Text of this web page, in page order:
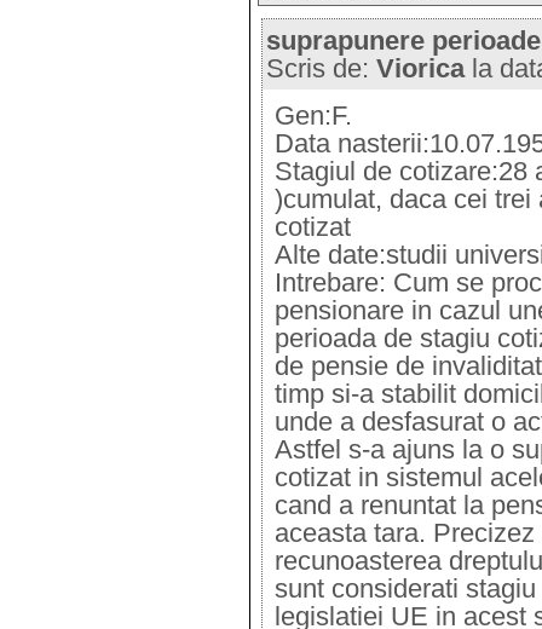
suprapunere
Scris de:Vioricala
Gen:F.
Data
Stagiul de cotizare:28
)cumulat, daca cei
cotizat
Alte date:studii
Intrebare: Cum se
pensionare in cazul
perioada de stagiu
de pensie de
timp si-a stabilit
unde a desfasurat o
Astfel s-a ajuns la o
cotizat in sistemul
cand a renuntat la
aceasta tara.
recunoasterea
sunt considerati
legislatiei UE in acest